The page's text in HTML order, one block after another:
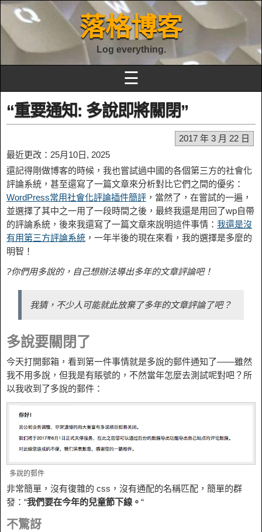
落格博客
Log everything.
☰
“重要通知: 多說即將關閉”
2017 年 3 月 22 日
最近更改：25月10日, 2025
還記得剛做博客的時候，我也嘗試過中國的各個第三方的社會化
評論系統，甚至還寫了一篇文章來分析對比它們之間的優劣：
WordPress常用社會化評論插件簡評 ，當然了，在嘗試的一遍，
並選擇了其中之一用了一段時間之後，最終我還是用回了wp自帶
的評論系統，後來我還寫了一篇文章來說明這件事情： 我還是沒
有用第三方評論系統 ，一年半後的現在來看，我的選擇是多麼的
明智！
?你們用多說的，自己想辦法導出多年的文章評論吧！
我猜，不少人可能就此放棄了多年的文章評論了吧？
多說要關閉了
今天打開郵箱，看到第一件事情就是多說的郵件通知了——雖然
我不用多說，但我是有賬號的，不然當年怎麼去測試呢對吧？所
以我收到了多說的郵件：
多說的郵件
非常簡單，沒有復雜的 css，沒有通配的名稱匹配，簡單的群
發：“我們要在今年的兒童節下線。 “
不驚訝